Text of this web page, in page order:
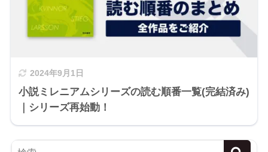
2024年9月1日
小説ミレニアムシリーズの読む順番一覧(完結済み)
｜シリーズ再始動！